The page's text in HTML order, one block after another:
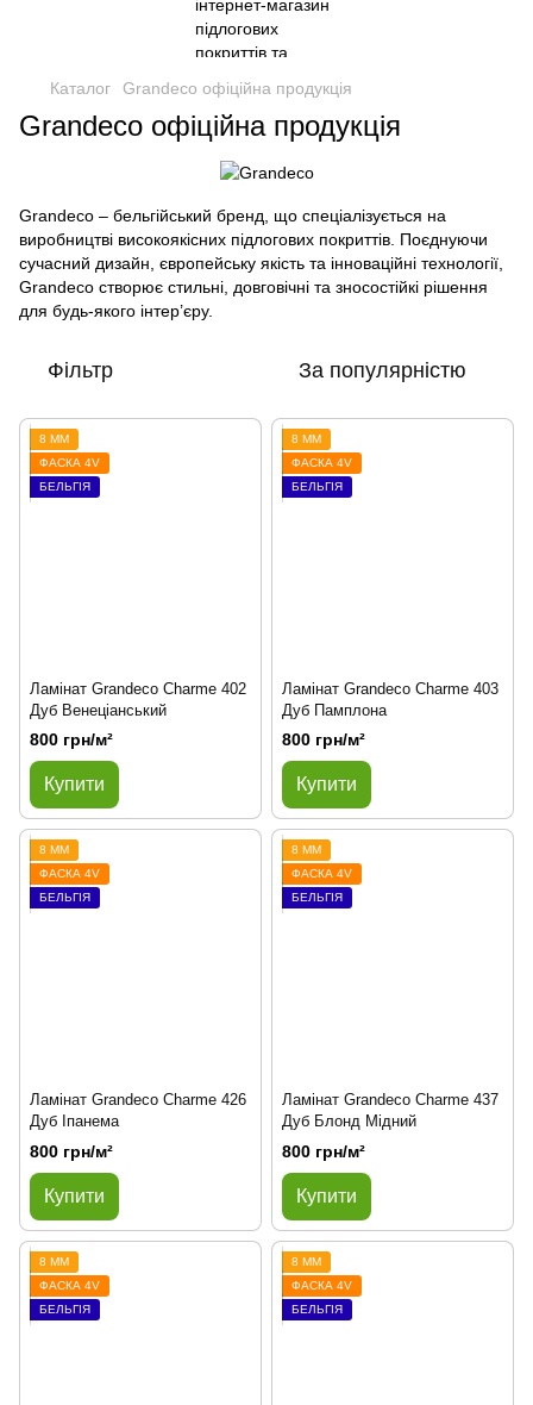
Каталог Grandeco офіційна продукція
Grandeco офіційна продукція
Grandeco – бельгійський бренд, що спеціалізується на
виробництві високоякісних підлогових покриттів. Поєднуючи
сучасний дизайн, європейську якість та інноваційні технології,
Grandeco створює стильні, довговічні та зносостійкі рішення
для будь-якого інтер’єру.
Фільтр За популярністю
8 ММ
ФАСКА 4V
БЕЛЬГІЯ
Ламінат Grandeco Charme 402
Дуб Венеціанський
800 грн/м²
Купити
8 ММ
ФАСКА 4V
БЕЛЬГІЯ
Ламінат Grandeco Charme 403
Дуб Памплона
800 грн/м²
Купити
8 ММ
ФАСКА 4V
БЕЛЬГІЯ
Ламінат Grandeco Charme 426
Дуб Іпанема
800 грн/м²
Купити
8 ММ
ФАСКА 4V
БЕЛЬГІЯ
Ламінат Grandeco Charme 437
Дуб Блонд Мідний
800 грн/м²
Купити
8 ММ
ФАСКА 4V
БЕЛЬГІЯ
8 ММ
ФАСКА 4V
БЕЛЬГІЯ